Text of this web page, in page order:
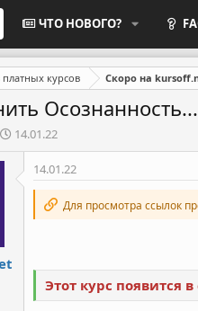
ЧТО НОВОГО?
платных курсов Скоро на
Д
а
а
14.01.22
14.01.22
Для просмотра ссылок
Этот курс появится